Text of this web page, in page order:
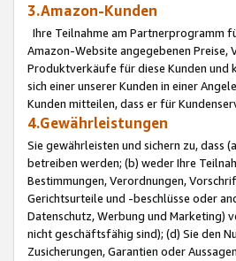
3.Amazon-Kunden
Ihre Teilnahme am Partnerprogramm
Amazon-Website angegebenen Preise,
Produktverkäufe für diese Kunden und
sich einer unserer Kunden in einer
Kunden mitteilen, dass er für
4.Gewährleistungen
Sie gewährleisten und sichern zu, dass
betreiben werden; (b) weder Ihre
Bestimmungen, Verordnungen,
Gerichtsurteile und -beschlüsse oder
Datenschutz, Werbung und Marketing)
nicht geschäftsfähig sind); (d) Sie den
Zusicherungen, Garantien oder